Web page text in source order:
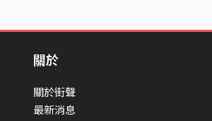
關於
關於街聲
最新消息